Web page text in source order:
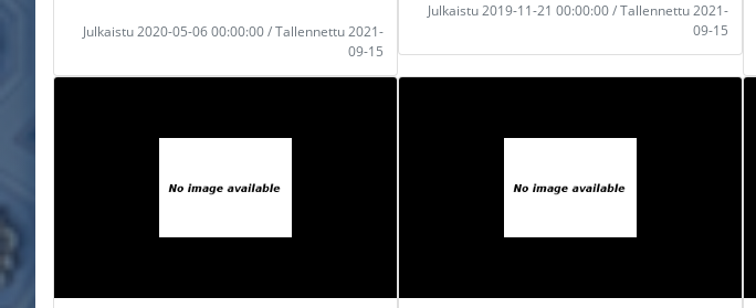
Julkaistu 2020-05-06 00:00:00 / Tallennettu 2021-
09-15
Julkaistu 2019-11-21 00:00:00 / Tallennettu 2021-
09-15